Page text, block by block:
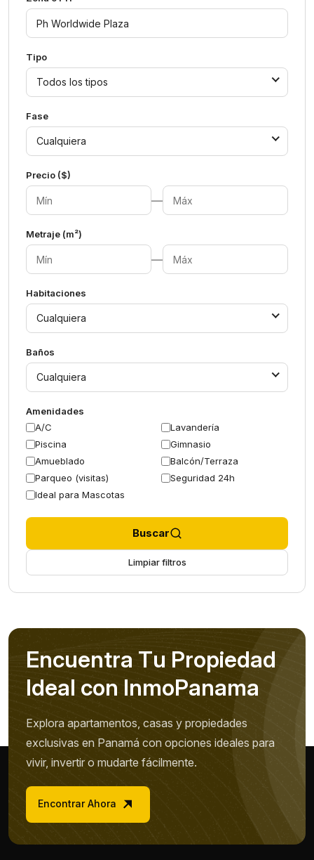
Tipo
Todos los tipos
Fase
Cualquiera
Precio ($)
—
Metraje (m²)
—
Habitaciones
Cualquiera
Baños
Cualquiera
Amenidades
A/C
Lavandería
Piscina
Gimnasio
Amueblado
Balcón/Terraza
Parqueo (visitas)
Seguridad 24h
Ideal para Mascotas
Buscar
Limpiar filtros
Encuentra Tu Propiedad
Ideal con InmoPanama
Explora apartamentos, casas y propiedades
exclusivas en Panamá con opciones ideales para
vivir, invertir o mudarte fácilmente.
Encontrar Ahora